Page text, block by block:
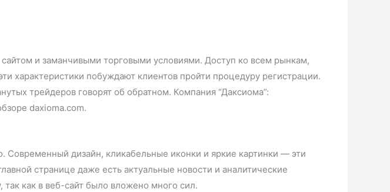
и заманчивыми торговыми условиями. Доступ ко всем рынкам,
побуждают клиентов пройти процедуру регистрации.
трейдеров говорят об обратном. Компания “Даксиома”:
daxioma.com.
Современный дизайн, кликабельные иконки и яркие картинки — эти
странице даже есть актуальные новости и аналитические
как в веб-сайт было вложено много сил.